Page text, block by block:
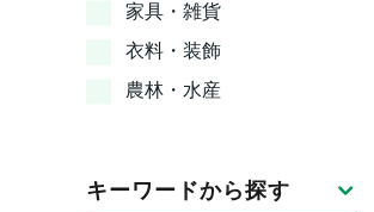
家具・雑貨
衣料・装飾
農林・水産
キーワードから探す